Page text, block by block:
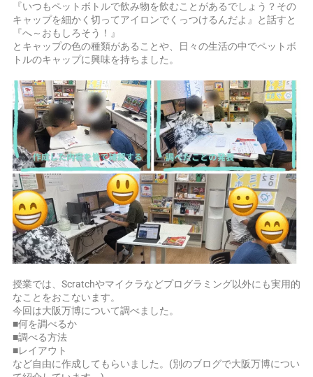
『いつもペットボトルで飲み物を飲むことがあるでしょう？その
キャップを細かく切ってアイロンでくっつけるんだよ』と話すと
『へ～おもしろそう！』
とキャップの色の種類があることや、日々の生活の中でペットボ
トルのキャップに興味を持ちました。
授業では、Scratchやマイクラなどプログラミング以外にも実用的
なことをおこないます。
今回は大阪万博について調べました。
■何を調べるか
■調べる方法
■レイアウト
など自由に作成してもらいました。(別のブログで大阪万博につい